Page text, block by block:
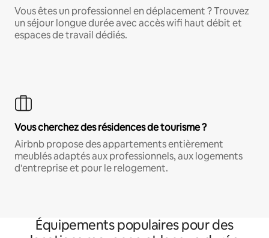
Vous êtes un professionnel en déplacement ? Trouvez
un séjour longue durée avec accès wifi haut débit et
espaces de travail dédiés.
Vous cherchez des résidences de tourisme ?
Airbnb propose des appartements entièrement
meublés adaptés aux professionnels, aux logements
d'entreprise et pour le relogement.
Équipements populaires pour des